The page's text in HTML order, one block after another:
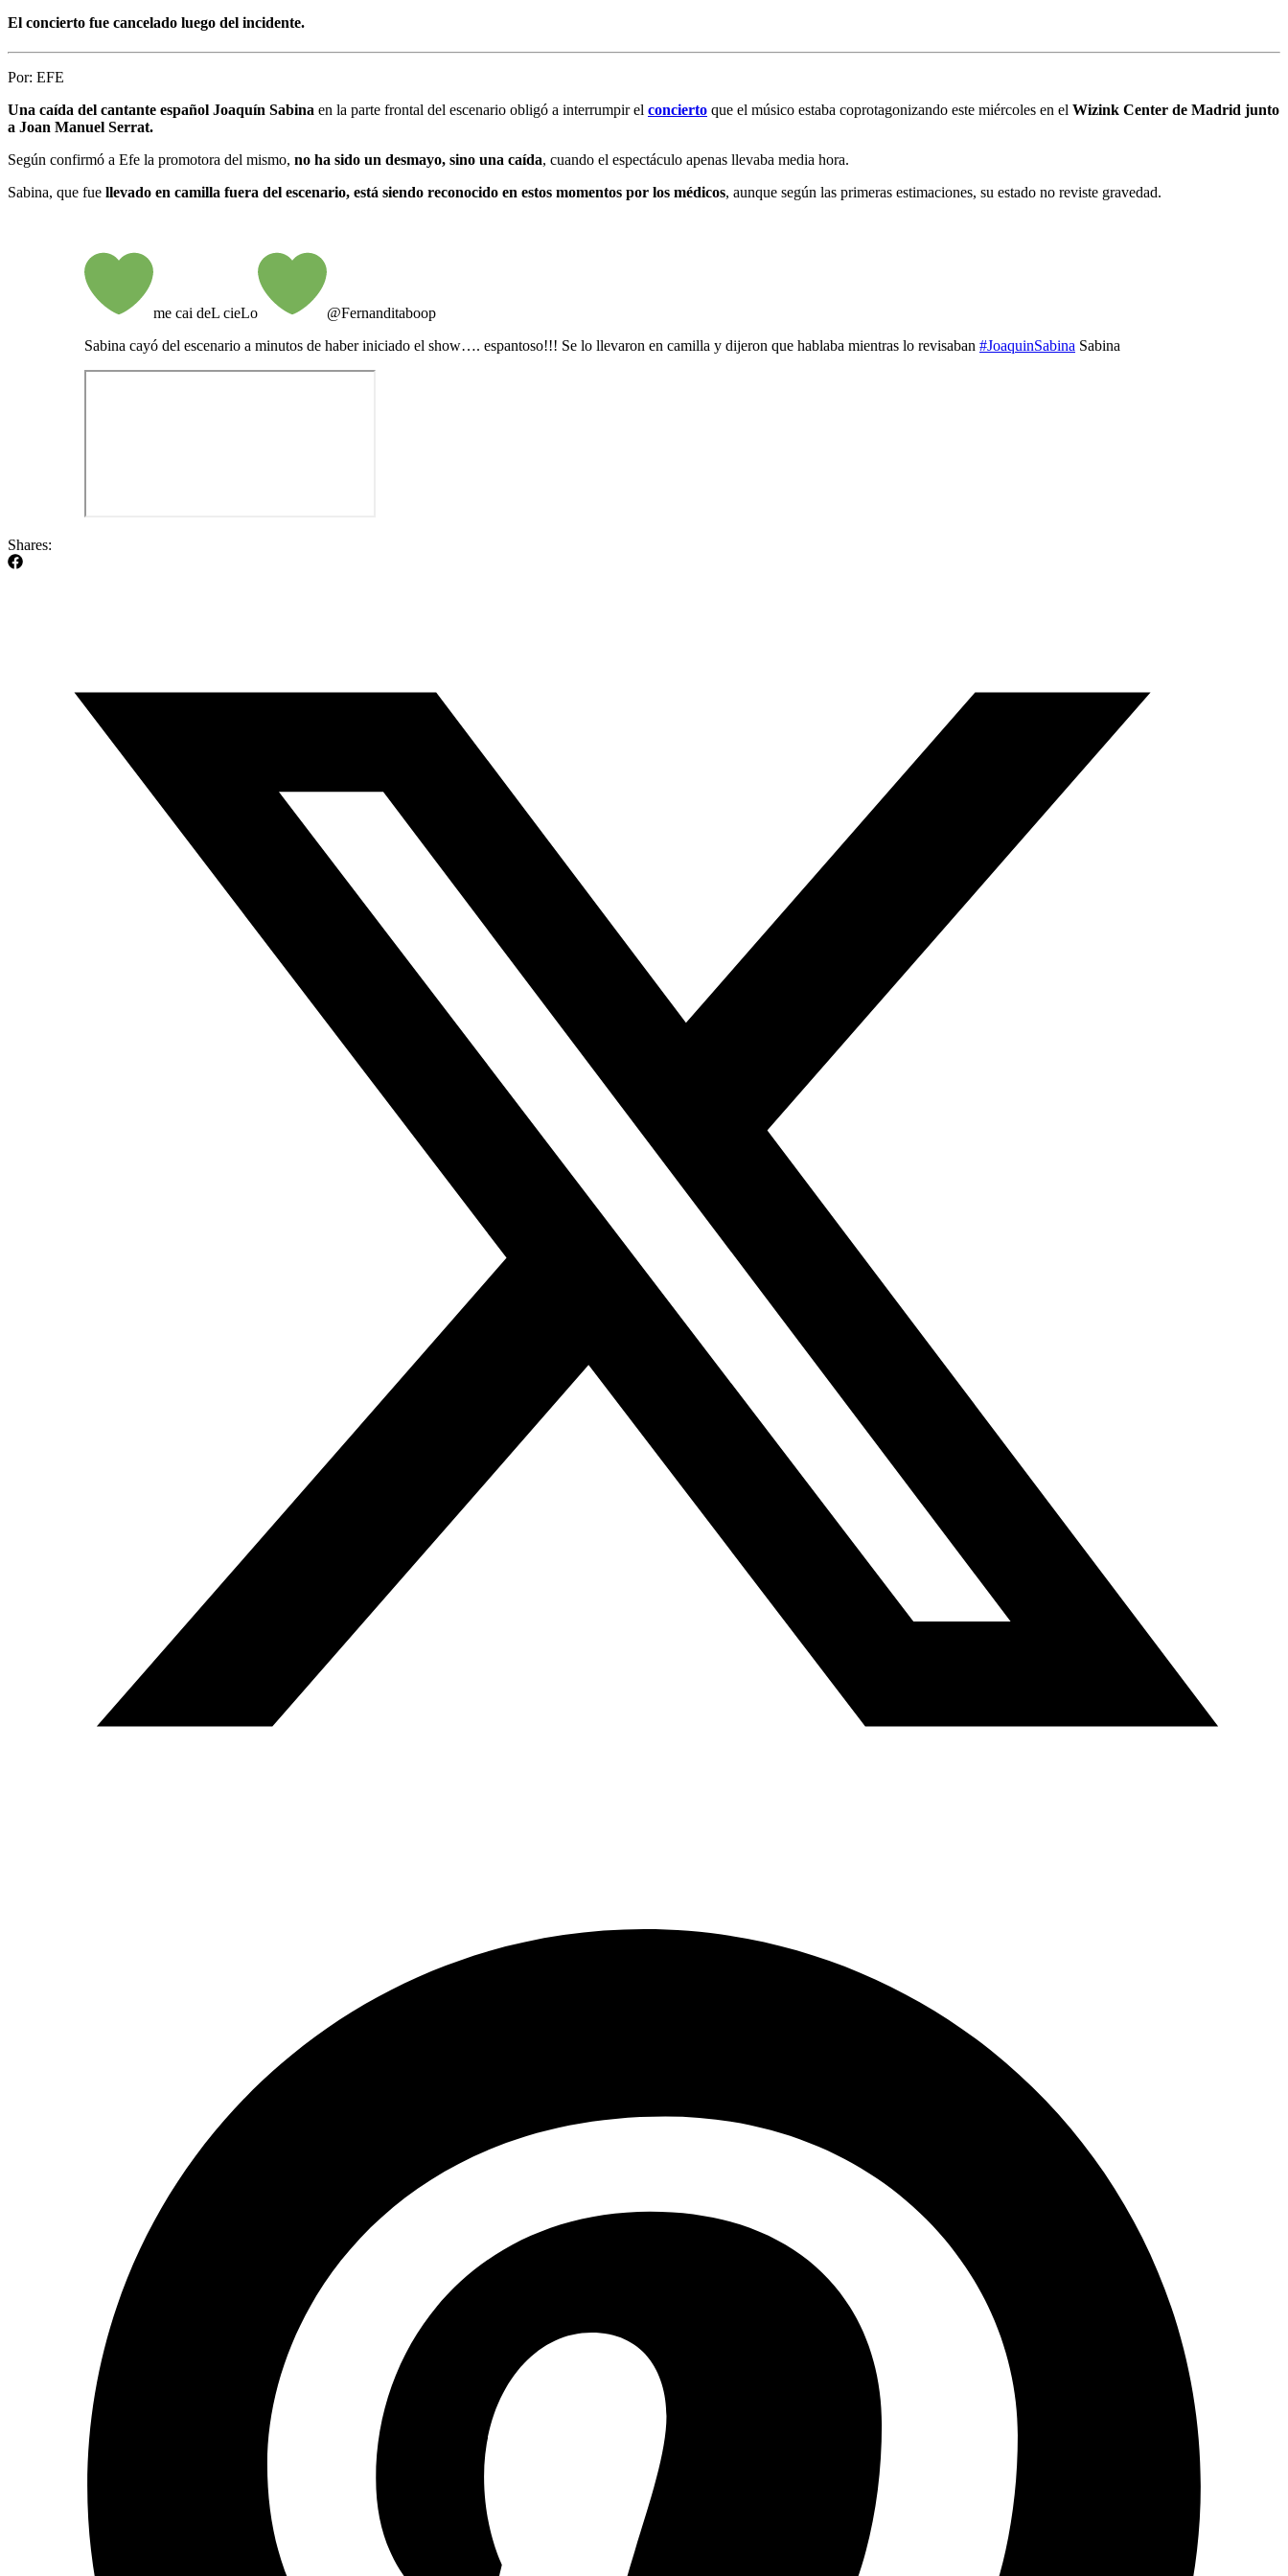
El concierto fue cancelado luego del incidente.
Por: EFE
Una caída del cantante español Joaquín Sabina en la parte frontal del escenario obligó a interrumpir el concierto que el músico estaba coprotagonizando este miércoles en el Wizink Center de Madrid junto
a Joan Manuel Serrat.
Según confirmó a Efe la promotora del mismo, no ha sido un desmayo, sino una caída, cuando el espectáculo apenas llevaba media hora.
Sabina, que fue llevado en camilla fuera del escenario, está siendo reconocido en estos momentos por los médicos, aunque según las primeras estimaciones, su estado no reviste gravedad.
me cai deL cieLo
@Fernanditaboop
Sabina cayó del escenario a minutos de haber iniciado el show…. espantoso!!! Se lo llevaron en camilla y dijeron que hablaba mientras lo revisaban #JoaquinSabina Sabina
Shares: